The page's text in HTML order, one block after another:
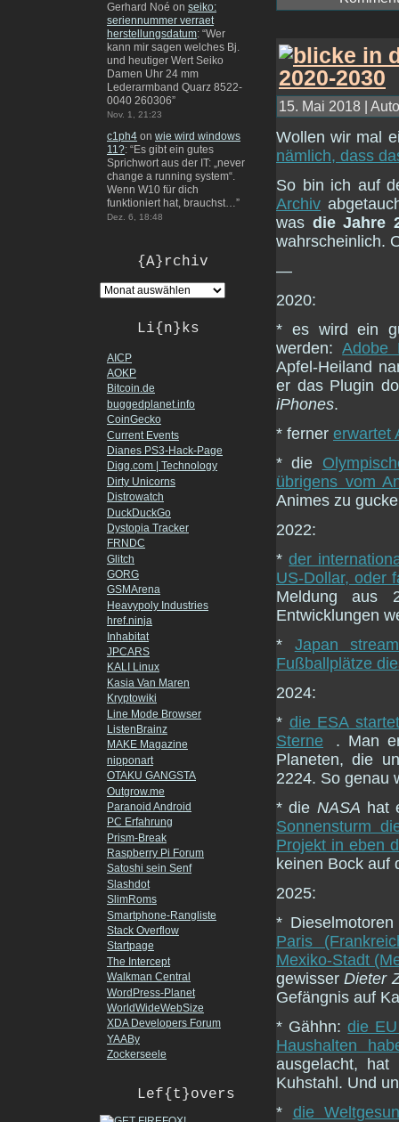
Gerhard Noé on seiko:
seriennummer verraet
herstellungsdatum: “Wer
kann mir sagen welches Bj.
und heutiger Wert Seiko
Damen Uhr 24 mm
Lederarmband Quarz 8522-
0040 260306”
Nov. 1, 21:23
c1ph4 on wie wird windows
11?: “Es gibt ein gutes
Sprichwort aus der IT: „never
change a running system“.
Wenn W10 für dich
funktioniert hat, brauchst…”
Dez. 6, 18:48
{A}rchiv
Li{n}ks
AICP
AOKP
Bitcoin.de
buggedplanet.info
CoinGecko
Current Events
Dianes PS3-Hack-Page
Digg.com | Technology
Dirty Unicorns
Distrowatch
DuckDuckGo
Dystopia Tracker
FRNDC
Glitch
GORG
GSMArena
Heavypoly Industries
href.ninja
Inhabitat
JPCARS
KALI Linux
Kasia Van Maren
Kryptowiki
Line Mode Browser
ListenBrainz
MAKE Magazine
nipponart
OTAKU GANGSTA
Outgrow.me
Paranoid Android
PC Erfahrung
Prism-Break
Raspberry Pi Forum
Satoshi sein Senf
Slashdot
SlimRoms
Smartphone-Rangliste
Stack Overflow
Startpage
The Intercept
Walkman Central
WordPress-Planet
WorldWideWebSize
XDA Developers Forum
YAABy
Zockerseele
Lef{t}overs
15. Mai 2018 |
Wollen wir mal
nämlich, dass
So bin ich auf
Archiv
was die Jahre
wahrscheinlich.
—
2020:
* es wird ein
werden:Adobe
Apfel-Heiland
er das Plugin
iPhones.
* ferner erwartet
* die
übrigens vom
Animes zu
2022:
*der
US-Dollar, oder
Meldung aus
Entwicklungen
* Japan
Fußballplätze
2024:
* die ESA
Sterne
. Man
Planeten, die
2224. So genau
* die NASA hat
Sonnensturm
Projekt in eben
keinen Bock auf
2025:
*
Paris
Mexiko-Stadt
gewisserDieter
Gefängnis auf
* Gähhn:die
Haushalten
ausgelacht,
Kuhstahl. Und
* die